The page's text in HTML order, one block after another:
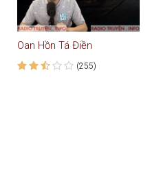
Oan Hồn Tá Điền
(255)